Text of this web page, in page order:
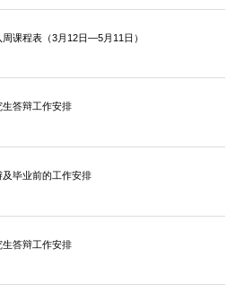
课程表（3月12日—5月11日）
答辩工作安排
毕业前的工作安排
答辩工作安排